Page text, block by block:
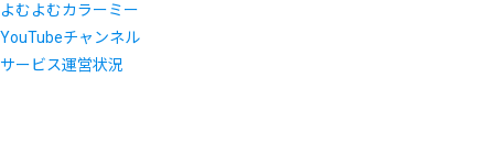
よむよむカラーミー
YouTubeチャンネル
サービス運営状況